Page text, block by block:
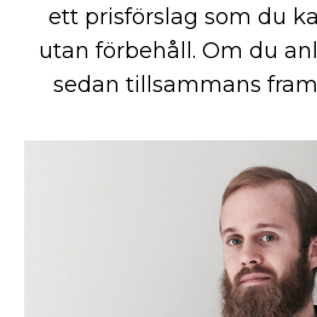
ett prisförslag som du
utan förbehåll. Om du
sedan tillsammans